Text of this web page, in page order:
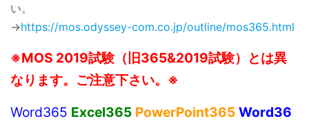
い。
→https://mos.odyssey-com.co.jp/outline/mos365.html
※MOS 2019試験（旧365&2019試験）とは異
なります。ご注意下さい。※
Word365 Excel365 PowerPoint365 Word36